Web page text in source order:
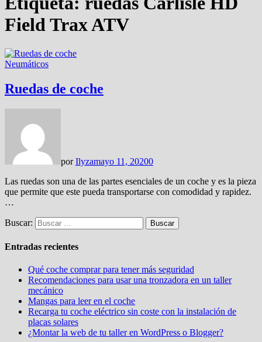
Field Trax ATV
Neumáticos
Ruedas de coche
porIlyzamayo 11, 20200
Las ruedas son una de las partes esenciales de un coche y es la pieza
que permite que este pueda transportarse con comodidad y rapidez.
…
Buscar:
Entradas recientes
Qué coche comprar para tener más seguridad
Recomendaciones para usar una tronzadora en un taller
mecánico
Mangas para leer en el coche
Recarga tu coche eléctrico sin coste con la instalación de
placas solares
¿Montar la web de tu taller en WordPress o Blogger?